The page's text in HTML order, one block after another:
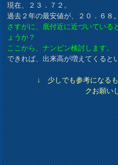
現在、２３．７２。
過去２年の最安値が、２０．６８
さすがに、底付近に近づいている
ょうか？
ここから、ナンピン検討します。
できれば、出来高が増えてくると
↓ 少しでも参考になるも
クお願い